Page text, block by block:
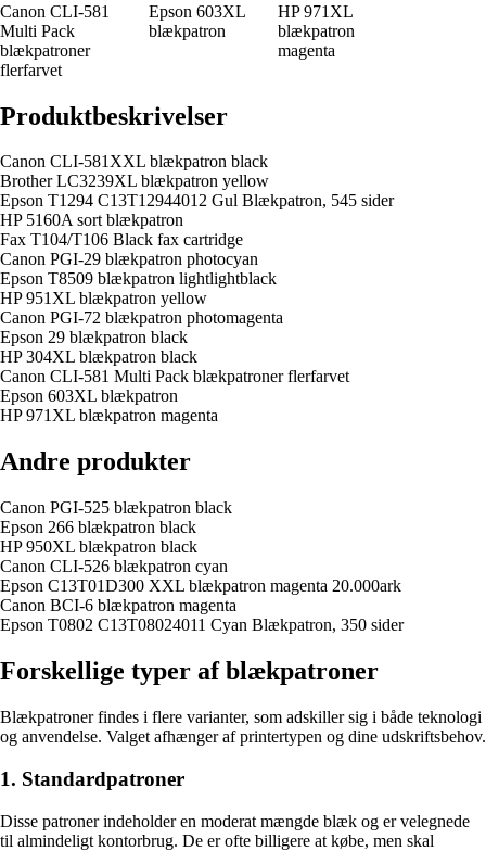
Canon CLI-581
Multi Pack
blækpatroner
flerfarvet
Epson 603XL
blækpatron
HP 971XL
blækpatron
magenta
Produktbeskrivelser
Canon CLI-581XXL blækpatron black
Brother LC3239XL blækpatron yellow
Epson T1294 C13T12944012 Gul Blækpatron, 545 sider
HP 5160A sort blækpatron
Fax T104/T106 Black fax cartridge
Canon PGI-29 blækpatron photocyan
Epson T8509 blækpatron lightlightblack
HP 951XL blækpatron yellow
Canon PGI-72 blækpatron photomagenta
Epson 29 blækpatron black
HP 304XL blækpatron black
Canon CLI-581 Multi Pack blækpatroner flerfarvet
Epson 603XL blækpatron
HP 971XL blækpatron magenta
Andre produkter
Canon PGI-525 blækpatron black
Epson 266 blækpatron black
HP 950XL blækpatron black
Canon CLI-526 blækpatron cyan
Epson C13T01D300 XXL blækpatron magenta 20.000ark
Canon BCI-6 blækpatron magenta
Epson T0802 C13T08024011 Cyan Blækpatron, 350 sider
Forskellige typer af blækpatroner
Blækpatroner findes i flere varianter, som adskiller sig i både teknologi
og anvendelse. Valget afhænger af printertypen og dine udskriftsbehov.
1. Standardpatroner
Disse patroner indeholder en moderat mængde blæk og er velegnede
til almindeligt kontorbrug. De er ofte billigere at købe, men skal